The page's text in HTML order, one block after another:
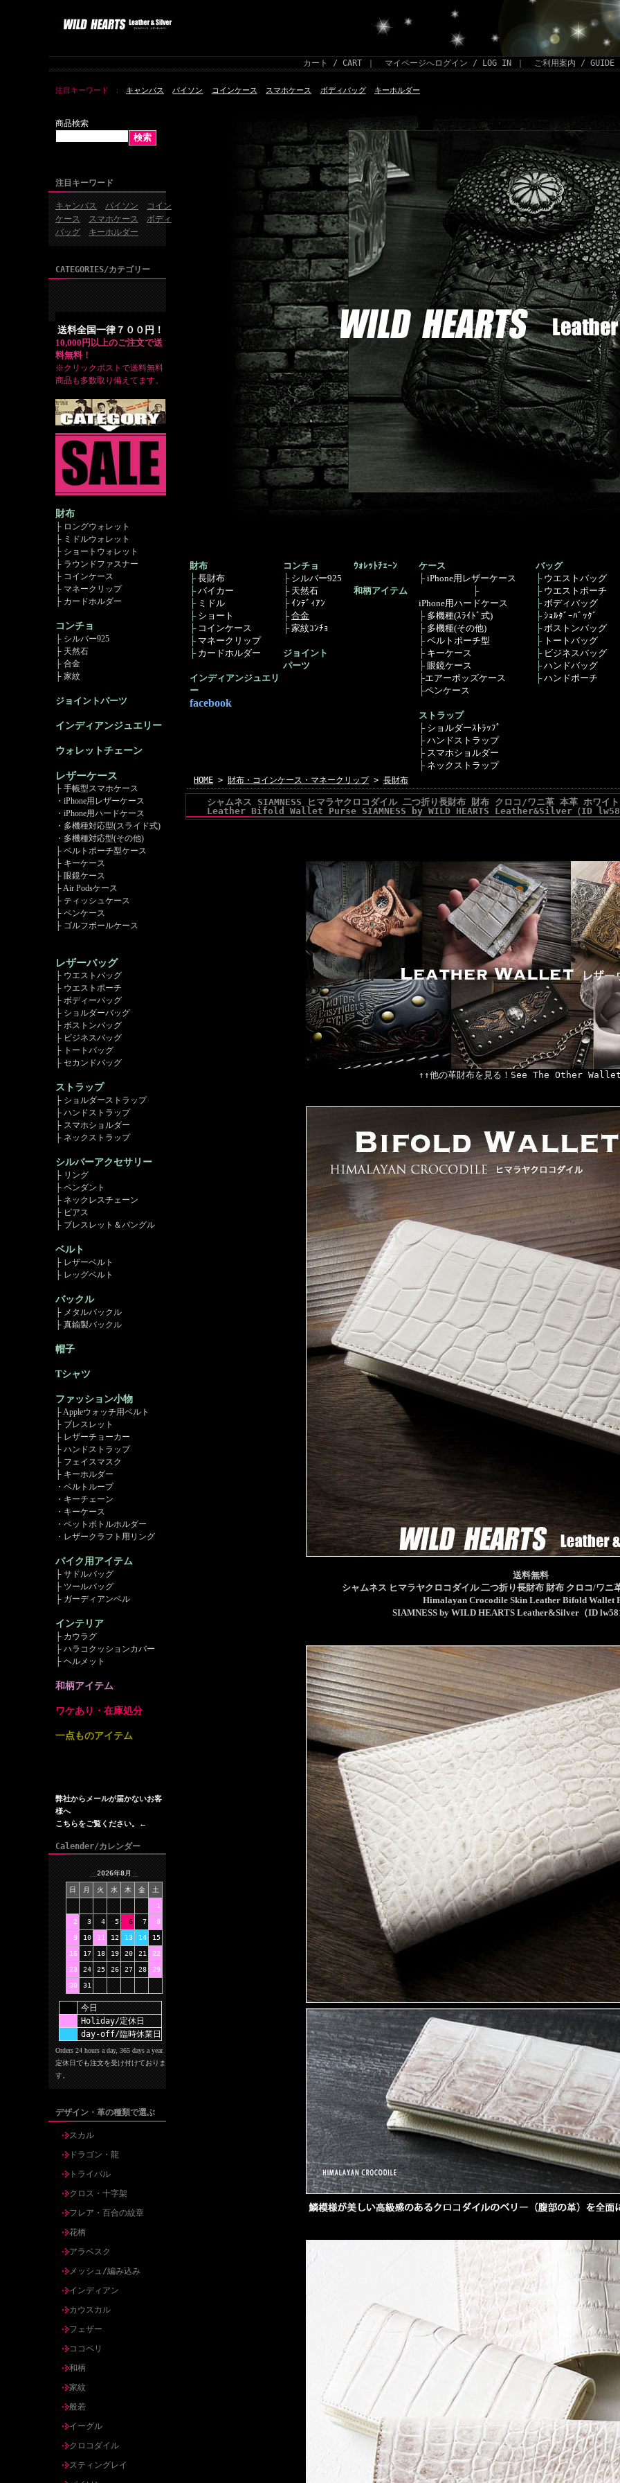
カート / CART マイページへログイン / LOG IN ご利用案内 / GUIDE
注目キーワード キャンバス パイソン コインケース スマホケース ボディバッグ キーホルダー
商品検索
注目キーワード
キャンバス パイソン
コイン
ケース
スマホケース
ボディ
バッグ
キーホルダー
CATEGORIES/カテゴリー
送料全国一律７００円！
10,000円以上のご注文で送
料無料！
※クリックポストで送料無料
商品も多数取り備えてます。
財布
├ ロングウォレット
├ ミドルウォレット
├ ショートウォレット
├ ラウンドファスナー
├ コインケース
├ マネークリップ
├ カードホルダー
コンチョ
├ シルバー925
├ 天然石
├ 合金
├ 家紋
ジョイントパーツ
インディアンジュエリー
ウォレットチェーン
レザーケース
├ 手帳型スマホケース
・iPhone用レザーケース
・iPhone用ハードケース
・多機種対応型(スライド式)
・多機種対応型(その他)
├ ベルトポーチ型ケース
├ キーケース
├ 眼鏡ケース
├ Air Podsケース
├ ティッシュケース
├ ペンケース
├ ゴルフボールケース
レザーバッグ
├ ウエストバッグ
├ ウエストポーチ
├ ボディーバッグ
├ ショルダーバッグ
├ ボストンバッグ
├ ビジネスバッグ
├ トートバッグ
├ セカンドバッグ
ストラップ
├ ショルダーストラップ
├ ハンドストラップ
├ スマホショルダー
├ ネックストラップ
シルバーアクセサリー
├ リング
├ ペンダント
├ ネックレスチェーン
├ ピアス
├ ブレスレット＆バングル
ベルト
├ レザーベルト
├ レッグベルト
バックル
├ メタルバックル
├ 真鍮製バックル
帽子
Tシャツ
ファッション小物
├ Appleウォッチ用ベルト
├ ブレスレット
├ レザーチョーカー
├ ハンドストラップ
├ フェイスマスク
├ キーホルダー
・ベルトループ
・キーチェーン
・キーケース
・ペットボトルホルダー
・レザークラフト用リング
バイク用アイテム
├ サドルバッグ
├ ツールバッグ
├ ガーディアンベル
インテリア
├ カウラグ
├ ハラコクッションカバー
├ ヘルメット
和柄アイテム
ワケあり・在庫処分
一点ものアイテム
弊社からメールが届かないお客
様へ
こちらをご覧ください。←
Calender/カレンダー
＜2026年8月＞
日 月 火 水 木 金 土
1
2 3 4 5 6 7 8
9 10 11 12 13 14 15
16 17 18 19 20 21 22
23 24 25 26 27 28 29
30 31
今日
Holiday/定休日
day-off/臨時休業日
Orders 24 hours a day, 365 days a year.
定休日でも注文を受け付けておりま
す。
デザイン・革の種類で選ぶ
スカル
ドラゴン・龍
トライバル
クロス・十字架
フレア・百合の紋章
花柄
アラベスク
メッシュ/編み込み
インディアン
カウスカル
フェザー
ココペリ
和柄
家紋
般若
イーグル
クロコダイル
スティングレイ
財布
├長財布
├バイカー
├ ミドル
├ ショート
├ コインケース
├ マネークリップ
├ カードホルダー
インディアンジュエリ
ー
facebook
コンチョ
├ シルバー925
├ 天然石
├ｲﾝﾃﾞｨｱﾝ
├合金
├家紋ｺﾝﾁｮ
ジョイント
パーツ
ｳｫﾚｯﾄﾁｪｰﾝ
和柄アイテム
ケース
├iPhone用レザーケース
├
iPhone用ハードケース
├ 多機種(ｽﾗｲﾄﾞ式)
├ 多機種(その他)
├ベルトポーチ型
├ キーケース
├ 眼鏡ケース
├エアーポッズケース
├ペンケース
ストラップ
├ ショルダーｽﾄﾗｯﾌﾟ
├ハンドストラップ
├ スマホショルダー
├ ネックストラップ
バッグ
├ ウエストバッグ
├ ウエストポーチ
├ボディバッグ
├ｼｮﾙﾀﾞｰﾊﾞｯｸﾞ
├ボストンバッグ
├ トートバッグ
├ ビジネスバッグ
├ハンドバッグ
├ハンドポーチ
HOME > 財布・コインケース・マネークリップ> 長財布
シャムネス SIAMNESS ヒマラヤクロコダイル 二つ折り長財布 財布 クロコ/ワニ革 本革 ホ
Leather Bifold Wallet Purse SIAMNESS by WILD HEARTS Leather&Silver（ID
↑↑他の革財布を見る！See The Other
送料無料
シャムネス ヒマラヤクロコダイル 二つ折り長財布 財布 クロコ/ワニ
Himalayan Crocodile Skin Leather Bifold Wallet
SIAMNESS by WILD HEARTS Leather&Silver（ID